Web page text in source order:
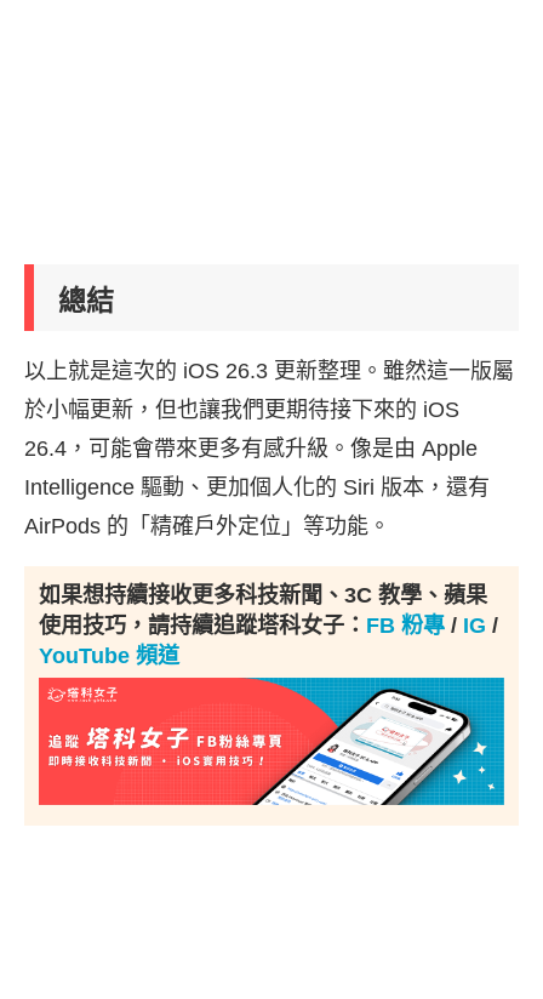
總結
以上就是這次的 iOS 26.3 更新整理。雖然這一版屬
於小幅更新，但也讓我們更期待接下來的 iOS
26.4，可能會帶來更多有感升級。像是由 Apple
Intelligence 驅動、更加個人化的 Siri 版本，還有
AirPods 的「精確戶外定位」等功能。
如果想持續接收更多科技新聞、3C 教學、蘋果
使用技巧，請持續追蹤塔科女子： FB 粉專 / IG /
YouTube 頻道